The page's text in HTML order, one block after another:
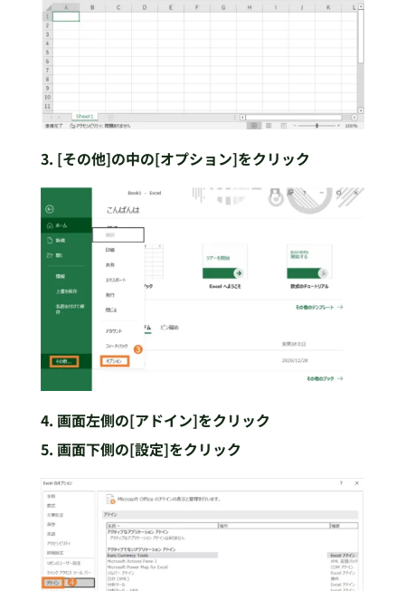
3. [その他]の中の[オプション]をクリック
4. 画面左側の[アドイン]をクリック
5. 画面下側の[設定]をクリック